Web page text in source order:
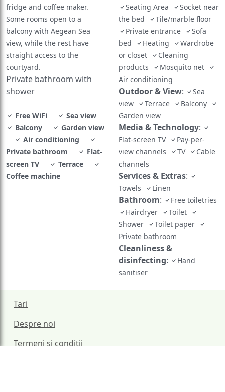
fridge and coffee maker.
Some rooms open to a
balcony with Aegean Sea
view, while the rest have
straight access to the
courtyard.
Private bathroom with
shower
Free WiFi
Sea view
Balcony
Garden view
Air conditioning
Private bathroom
Flat-
screen TV
Terrace
Coffee machine
Seating Area
Socket near
the bed
Tile/marble floor
Private entrance
Sofa
bed
Heating
Wardrobe
or closet
Cleaning
products
Mosquito net
Air conditioning
Outdoor & View:
Sea
view
Terrace
Balcony
Garden view
Media & Technology:
Flat-screen TV
Pay-per-
view channels
TV
Cable
channels
Services & Extras:
Towels Linen
Bathroom:
Free toiletries
Hairdryer
Toilet
Shower
Toilet paper
Private bathroom
Cleanliness &
disinfecting:
Hand
sanitiser
Tari
Despre noi
Termeni si conditii